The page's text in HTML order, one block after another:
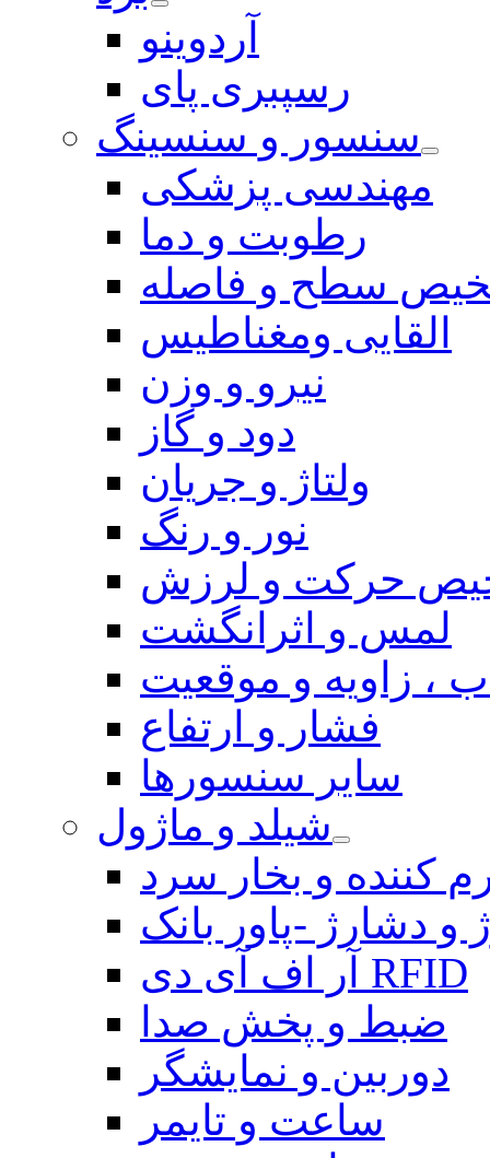
آردوینو
رسپبری پای
سنسور و سنسینگ
مهندسی پزشکی
رطوبت و دما
سطح و فاصله
القایی ومغناطیس
نیرو و وزن
دود و گاز
ولتاژ و جریان
نور و رنگ
حرکت و لرزش
لمس و اثرانگشت
، زاویه و موقعیت
فشار و ارتفاع
سایر سنسورها
شیلد و ماژول
کننده و بخار سرد
و دشارژ -پاور بانک
آر اف آی دی RFID
ضبط و پخش صدا
دوربین و نمایشگر
ساعت و تایمر